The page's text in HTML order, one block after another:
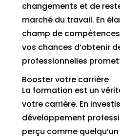
changements et de
marché du travail. En
champ de
vos chances d’obtenir
professionnelles
Booster votre carrière
La formation est un
votre carrière. En
développement
perçu comme